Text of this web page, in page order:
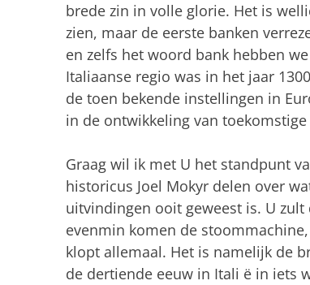
brede zin in volle glorie. Het is
zien, maar de eerste banken
en zelfs het woord bank hebben
Italiaanse regio was in het jaar
de toen bekende instellingen in
in de ontwikkeling van
Graag wil ik met U het standpunt
historicus Joel Mokyr delen over
uitvindingen ooit geweest is. U
evenmin komen de
klopt allemaal. Het is namelijk de
de dertiende eeuw in Itali ë in iets